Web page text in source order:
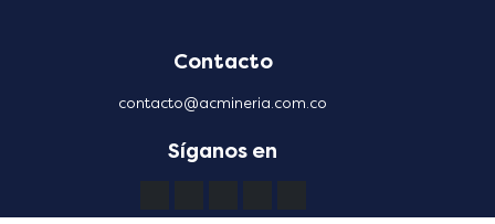
Contacto
contacto@acmineria.com.co
Síganos en